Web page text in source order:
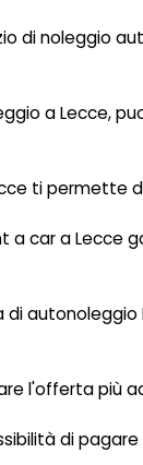
di noleggio
a Lecce,
ti permette
a car a Lecce
autonoleggio
l'offerta più
di